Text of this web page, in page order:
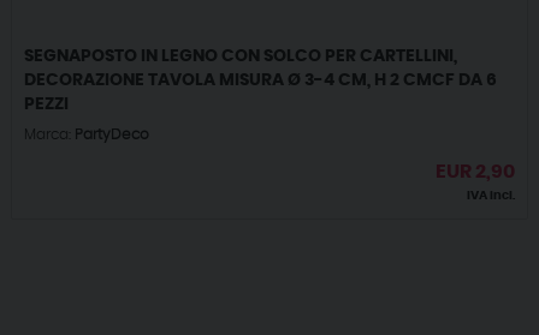
SEGNAPOSTO IN LEGNO CON SOLCO PER CARTELLINI,
DECORAZIONE TAVOLA MISURA Ø 3-4 CM, H 2 CMCF DA 6
PEZZI
Marca: PartyDeco
EUR 2,90
IVA incl.